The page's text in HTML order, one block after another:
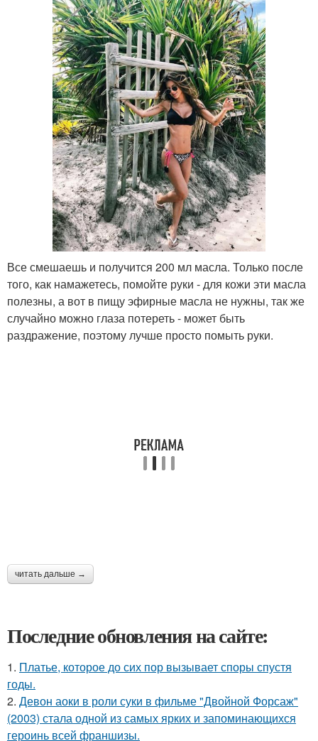
Все смешаешь и получится 200 мл масла. Только после
того, как намажетесь, помойте руки - для кожи эти масла
полезны, а вот в пищу эфирные масла не нужны, так же
случайно можно глаза потереть - может быть
раздражение, поэтому лучше просто помыть руки.
читать дальше →
Последние обновления на сайте:
1. Платье, которое до сих пор вызывает споры спустя
годы.
2. Девон аоки в роли суки в фильме "Двойной Форсаж"
(2003) стала одной из самых ярких и запоминающихся
героинь всей франшизы.